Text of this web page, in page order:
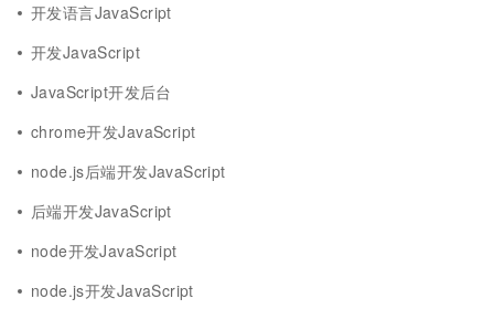
开发语言JavaScript
开发JavaScript
JavaScript开发后台
chrome开发JavaScript
node.js后端开发JavaScript
后端开发JavaScript
node开发JavaScript
node.js开发JavaScript